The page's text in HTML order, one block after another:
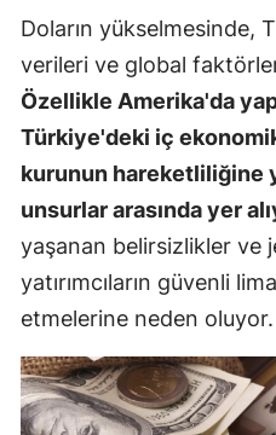
Doların yükselmesinde,
verileri ve global
Özellikle Amerika'da
Türkiye'deki iç
kurunun hareketliliğine
unsurlar arasında yer
yaşanan belirsizlikler ve
yatırımcıların güvenli
etmelerine neden oluyor.